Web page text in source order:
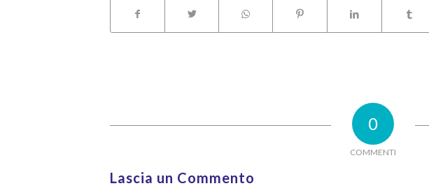
0
COMMENTI
Lascia un Commento